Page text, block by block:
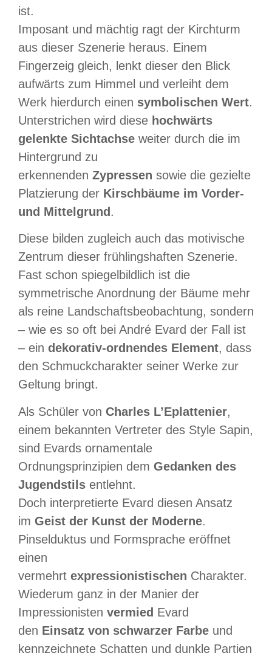
ist.
Imposant und mächtig ragt der Kirchturm
aus dieser Szenerie heraus. Einem
Fingerzeig gleich, lenkt dieser den Blick
aufwärts zum Himmel und verleiht dem
Werk hierdurch einen symbolischen Wert.
Unterstrichen wird diese hochwärts
gelenkte Sichtachse weiter durch die im
Hintergrund zu
erkennenden Zypressen sowie die gezielte
Platzierung der Kirschbäume im Vorder-
und Mittelgrund .
Diese bilden zugleich auch das motivische
Zentrum dieser frühlingshaften Szenerie.
Fast schon spiegelbildlich ist die
symmetrische Anordnung der Bäume mehr
als reine Landschaftsbeobachtung, sondern
– wie es so oft bei André Evard der Fall ist
– ein dekorativ-ordnendes Element, dass
den Schmuckcharakter seiner Werke zur
Geltung bringt.
Als Schüler von Charles L’Eplattenier,
einem bekannten Vertreter des Style Sapin,
sind Evards ornamentale
Ordnungsprinzipien dem Gedanken des
Jugendstils entlehnt.
Doch interpretierte Evard diesen Ansatz
im Geist der Kunst der Moderne.
Pinselduktus und Formsprache eröffnet
einen
vermehrt expressionistischen Charakter.
Wiederum ganz in der Manier der
Impressionisten vermied Evard
den Einsatz von schwarzer Farbe und
kennzeichnete Schatten und dunkle Partien